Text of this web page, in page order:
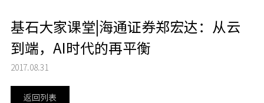
基石大家课堂|海通证券郑宏达：从云
到端，AI时代的再平衡
2017.08.31
返回列表